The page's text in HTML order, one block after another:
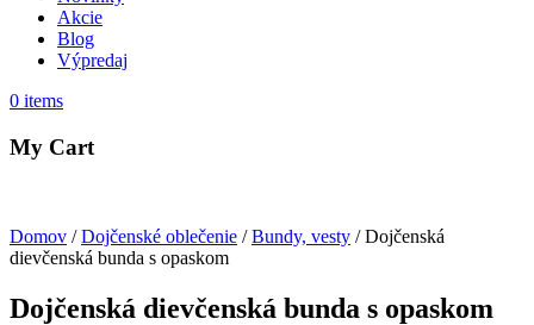
Akcie
Blog
Výpredaj
0 items
My Cart
Domov /Dojčenské oblečenie /Bundy, vesty / Dojčenská
dievčenská bunda s opaskom
Dojčenská dievčenská bunda s opaskom